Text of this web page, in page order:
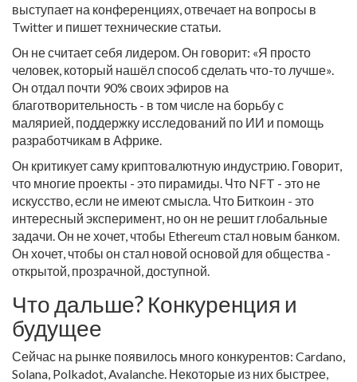
выступает на конференциях, отвечает на вопросы в
Twitter и пишет технические статьи.
Он не считает себя лидером. Он говорит: «Я просто
человек, который нашёл способ сделать что-то лучше».
Он отдал почти 90% своих эфиров на
благотворительность - в том числе на борьбу с
малярией, поддержку исследований по ИИ и помощь
разработчикам в Африке.
Он критикует саму криптовалютную индустрию. Говорит,
что многие проекты - это пирамиды. Что NFT - это не
искусство, если не имеют смысла. Что Биткоин - это
интересный эксперимент, но он не решит глобальные
задачи. Он не хочет, чтобы Ethereum стал новым банком.
Он хочет, чтобы он стал новой основой для общества -
открытой, прозрачной, доступной.
Что дальше? Конкуренция и
будущее
Сейчас на рынке появилось много конкурентов: Cardano,
Solana, Polkadot, Avalanche. Некоторые из них быстрее,